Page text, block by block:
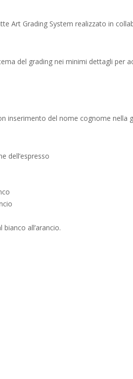
Art Grading System realizzato in
del grading nei minimi dettagli per
inserimento del nome cognome nella
dell’espresso
all’arancio.